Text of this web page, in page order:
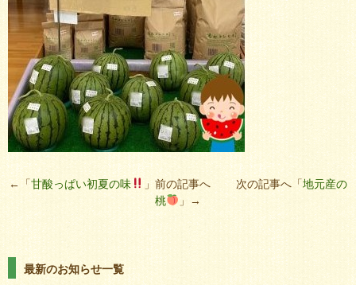
←「甘酸っぱい初夏の味 」前の記事へ 次の記事へ「地元産の
桃
」→
最新のお知らせ一覧